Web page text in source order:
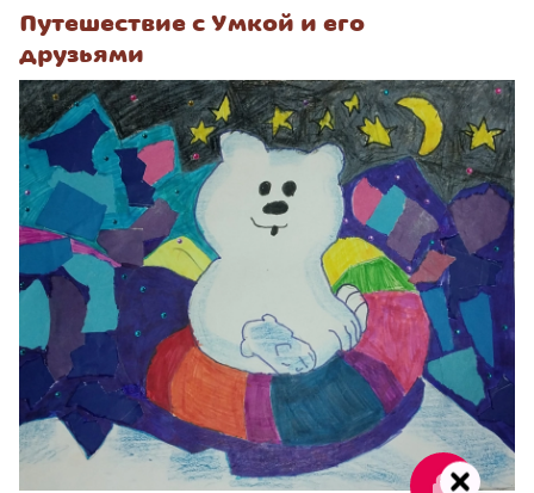
Путешествие с Умкой и его
друзьями